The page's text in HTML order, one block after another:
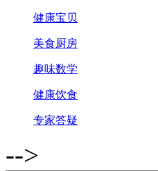
健康宝贝
美食厨房
趣味数学
健康饮食
专家答疑
-->